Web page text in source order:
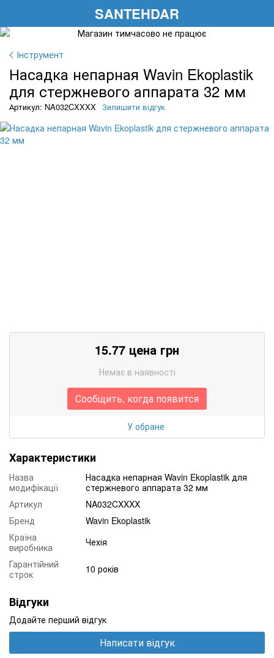
SANTEHDAR
Інструмент
Насадка непарная Wavin Ekoplastik
для стержневого аппарата 32 мм
Артикул: NA032CXXXX Зилишити відгук
15.77 цена грн
Немає в наявності
Сообщить, когда появится
У обране
Характеристики
Назва
модифікації
Насадка непарная Wavin Ekoplastik для
стержневого аппарата 32 мм
Артикул
NA032CXXXX
Бренд
Wavin Ekoplastik
Країна
виробника
Чехія
Гарантійний
строк
10 років
Відгуки
Додайте перший відгук
Написати відгук